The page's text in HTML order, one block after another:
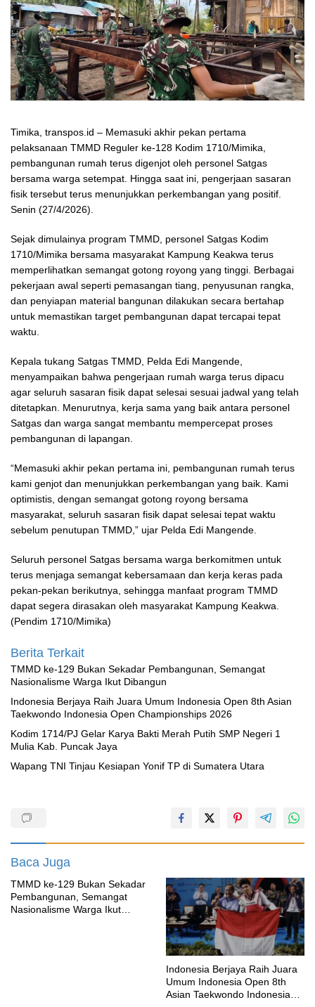
Timika, transpos.id – Memasuki akhir pekan pertama
pelaksanaan TMMD Reguler ke-128 Kodim 1710/Mimika,
pembangunan rumah terus digenjot oleh personel Satgas
bersama warga setempat. Hingga saat ini, pengerjaan sasaran
fisik tersebut terus menunjukkan perkembangan yang positif.
Senin (27/4/2026).
Sejak dimulainya program TMMD, personel Satgas Kodim
1710/Mimika bersama masyarakat Kampung Keakwa terus
memperlihatkan semangat gotong royong yang tinggi. Berbagai
pekerjaan awal seperti pemasangan tiang, penyusunan rangka,
dan penyiapan material bangunan dilakukan secara bertahap
untuk memastikan target pembangunan dapat tercapai tepat
waktu.
Kepala tukang Satgas TMMD, Pelda Edi Mangende,
menyampaikan bahwa pengerjaan rumah warga terus dipacu
agar seluruh sasaran fisik dapat selesai sesuai jadwal yang telah
ditetapkan. Menurutnya, kerja sama yang baik antara personel
Satgas dan warga sangat membantu mempercepat proses
pembangunan di lapangan.
“Memasuki akhir pekan pertama ini, pembangunan rumah terus
kami genjot dan menunjukkan perkembangan yang baik. Kami
optimistis, dengan semangat gotong royong bersama
masyarakat, seluruh sasaran fisik dapat selesai tepat waktu
sebelum penutupan TMMD,” ujar Pelda Edi Mangende.
Seluruh personel Satgas bersama warga berkomitmen untuk
terus menjaga semangat kebersamaan dan kerja keras pada
pekan-pekan berikutnya, sehingga manfaat program TMMD
dapat segera dirasakan oleh masyarakat Kampung Keakwa.
(Pendim 1710/Mimika)
Berita Terkait
TMMD ke-129 Bukan Sekadar Pembangunan, Semangat
Nasionalisme Warga Ikut Dibangun
Indonesia Berjaya Raih Juara Umum Indonesia Open 8th Asian
Taekwondo Indonesia Open Championships 2026
Kodim 1714/PJ Gelar Karya Bakti Merah Putih SMP Negeri 1
Mulia Kab. Puncak Jaya
Wapang TNI Tinjau Kesiapan Yonif TP di Sumatera Utara
Baca Juga
TMMD ke-129 Bukan Sekadar
Pembangunan, Semangat
Nasionalisme Warga Ikut
Indonesia Berjaya Raih Juara
Umum Indonesia Open 8th
Asian Taekwondo Indonesia